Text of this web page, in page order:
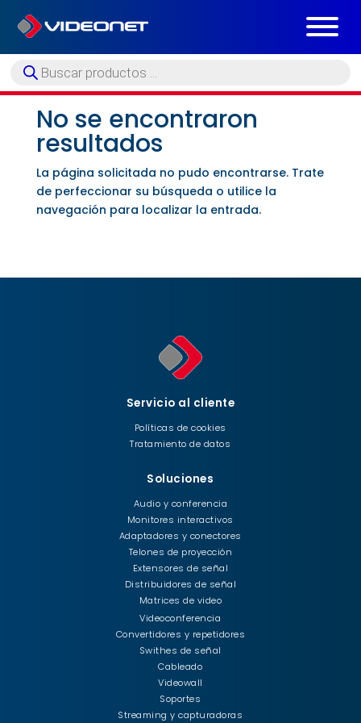
Búsqueda
de
No se encontraron
resultados
La página solicitada no pudo encontrarse. Trate
de perfeccionar su búsqueda o utilice la
navegación para localizar la entrada.
Servicio al cliente
Políticas de cookies
Tratamiento de datos
Soluciones
Audio y conferencia
Monitores interactivos
Adaptadores y conectores
Telones de proyección
Extensores de señal
Distribuidores de señal
Matrices de video
Videoconferencia
Convertidores y repetidores
Swithes de señal
Cableado
Videowall
Soportes
Streaming y capturadoras